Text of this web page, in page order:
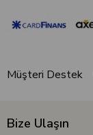
Müşteri Destek
Bize Ulaşın